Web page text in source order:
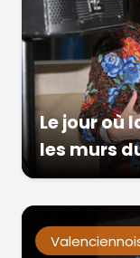
Le jour où
les murs